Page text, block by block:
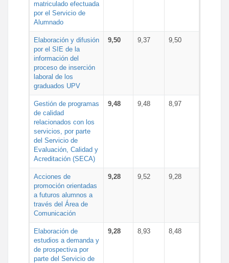
matriculado efectuada
por el Servicio de
Alumnado
Elaboración y difusión
por el SIE de la
información del
proceso de inserción
laboral de los
graduados UPV
9,50 9,37 9,50
Gestión de programas
de calidad
relacionados con los
servicios, por parte
del Servicio de
Evaluación, Calidad y
Acreditación (SECA)
9,48 9,48 8,97
Acciones de
promoción orientadas
a futuros alumnos a
través del Área de
Comunicación
9,28 9,52 9,28
Elaboración de
estudios a demanda y
de prospectiva por
parte del Servicio de
9,28 8,93 8,48